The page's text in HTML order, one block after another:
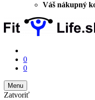
Váš nákupný
0
0
Menu
Zatvoriť